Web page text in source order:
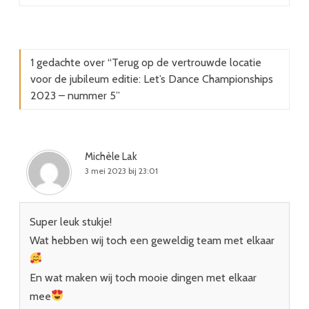
1 gedachte over “Terug op de vertrouwde locatie
voor de jubileum editie: Let’s Dance Championships
2023 – nummer 5”
Michèle Lak
3 mei 2023 bij 23:01
Super leuk stukje!
Wat hebben wij toch een geweldig team met elkaar
En wat maken wij toch mooie dingen met elkaar
mee